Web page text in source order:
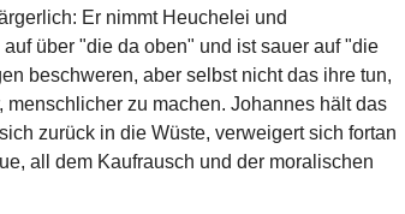
Er nimmt Heuchelei und
über "die da oben" und ist sauer auf "die
beschweren, aber selbst nicht das ihre tun,
zu machen. Johannes hält das
zurück in die Wüste, verweigert sich fortan
all dem Kaufrausch und der moralischen